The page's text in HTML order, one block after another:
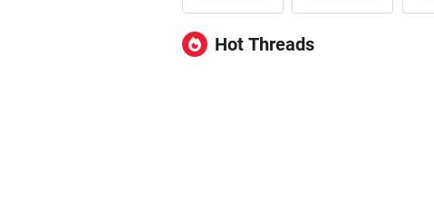
Hot Threads